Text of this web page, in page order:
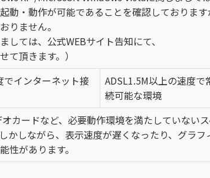
動・動作が可能であることを確認しております
りません。
しては、公式WEBサイト告知にて、
て頂きます。）
インターネット接
ADSL1.5M以上の速度
続可能な環境
カードなど、必要動作環境を満たしていない
かしながら、表示速度が遅くなったり、グラ
性があります。